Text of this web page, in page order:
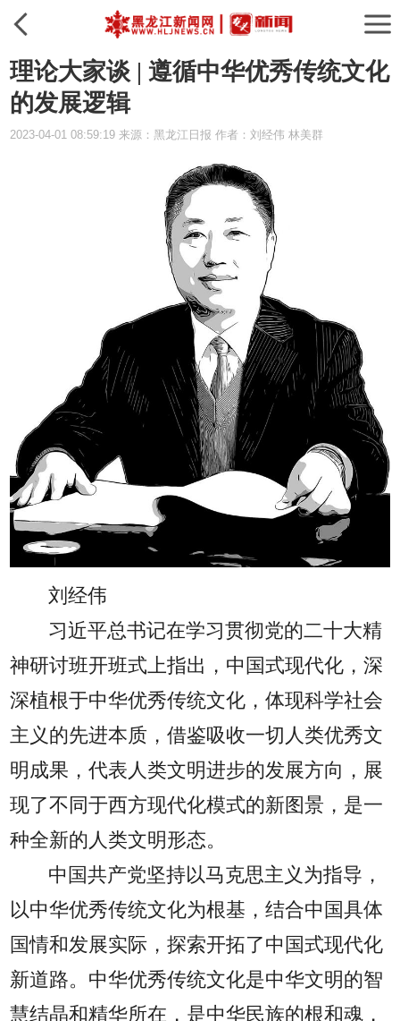
理论大家谈 | 遵循中华优秀传统文化
的发展逻辑
2023-04-01 08:59:19 来源：黑龙江日报 作者：刘经伟 林美群
刘经伟
习近平总书记在学习贯彻党的二十大精
神研讨班开班式上指出，中国式现代化，深
深植根于中华优秀传统文化，体现科学社会
主义的先进本质，借鉴吸收一切人类优秀文
明成果，代表人类文明进步的发展方向，展
现了不同于西方现代化模式的新图景，是一
种全新的人类文明形态。
中国共产党坚持以马克思主义为指导，
以中华优秀传统文化为根基，结合中国具体
国情和发展实际，探索开拓了中国式现代化
新道路。中华优秀传统文化是中华文明的智
慧结晶和精华所在，是中华民族的根和魂，